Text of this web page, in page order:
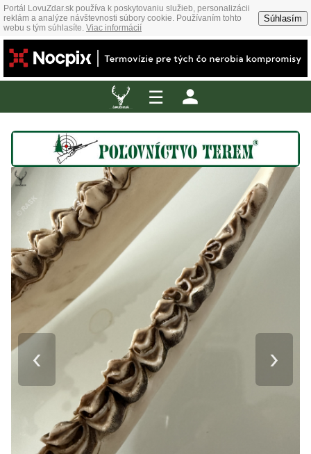
Portál LovuZdar.sk používa k poskytovaniu služieb, personalizácii
reklám a analýze návštevnosti súbory cookie. Používaním tohto
webu s tým súhlasíte. Viac informácií
Súhlasím
☰
‹ ›